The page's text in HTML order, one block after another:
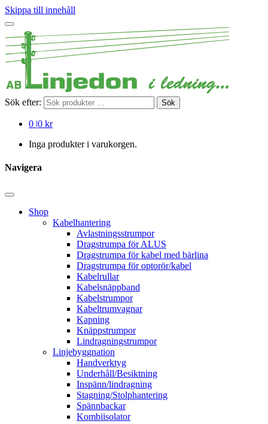
Skippa till innehåll
Sök efter: Sök
0 |0 kr
Inga produkter i varukorgen.
Navigera
Shop
Kabelhantering
Avlastningsstrumpor
Dragstrumpa för ALUS
Dragstrumpa för kabel med bärlina
Dragstrumpa för optorör/kabel
Kabelrullar
Kabelsnäppband
Kabelstrumpor
Kabeltrumvagnar
Kapning
Knäppstrumpor
Lindragningstrumpor
Linjebyggnation
Handverktyg
Underhåll/Besiktning
Inspänn/lindragning
Stagning/Stolphantering
Spännbackar
Kombiisolator